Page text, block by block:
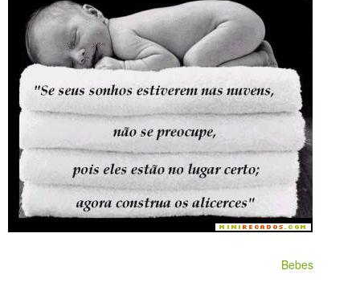
Bebes